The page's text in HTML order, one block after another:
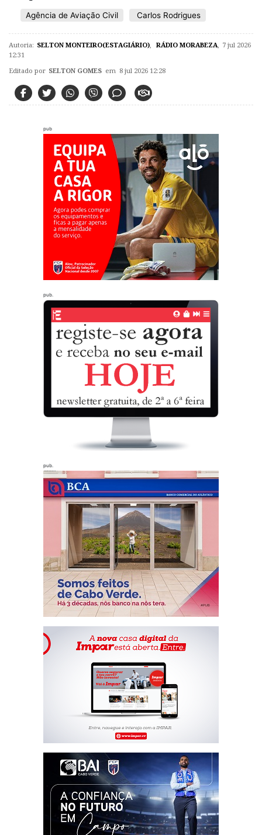
Agência de Aviação Civil Carlos Rodrigues
Autoria: SELTON MONTEIRO(ESTAGIÁRIO), RÁDIO MORABEZA, 7 jul 2026
12:31
Editado por SELTON GOMES em 8 jul 2026 12:28
pub
pub.
pub.